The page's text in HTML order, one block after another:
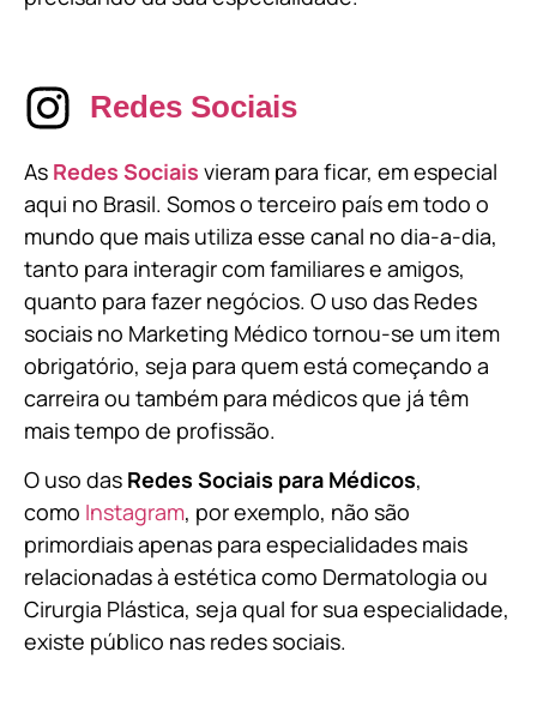
Redes Sociais
As Redes Sociais vieram para ficar, em especial
aqui no Brasil. Somos o terceiro país em todo o
mundo que mais utiliza esse canal no dia-a-dia,
tanto para interagir com familiares e amigos,
quanto para fazer negócios. O uso das Redes
sociais no Marketing Médico tornou-se um item
obrigatório, seja para quem está começando a
carreira ou também para médicos que já têm
mais tempo de profissão.
O uso das Redes Sociais para Médicos,
como Instagram, por exemplo, não são
primordiais apenas para especialidades mais
relacionadas à estética como Dermatologia ou
Cirurgia Plástica, seja qual for sua especialidade,
existe público nas redes sociais.